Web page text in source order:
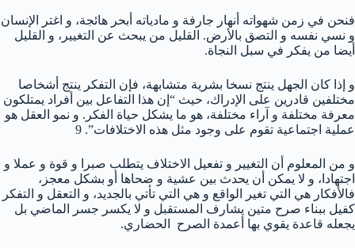
فنحن في زمن شهواته أنهار جارفة و مادياته أبحر هائجة، و اغتر الإنسان
و نسي نفسه و التصق بالأرض. القليل من يبحث عن التغيير، و القليل
أيضا من يفكر في سبل النجاة.
و إذا كان الجهل ينتج نسخا بشرية متشابهة، فإن التفكر ينتج أشخاصا
مختلفين قادرين على الإدراك، حيث “إن هذا التفاعل بين أفراد يمتلكون
معرفة مختلفة و آراء مختلفة، هو ما يشكل حياة الفكر. و نمو العقل هو
عملية اجتماعية تقوم على وجود مثل هذه الاختلافات”. 9
و من المعلوم أن التغيير و تفعيل الاختلاف يتطلب صبرا و قوة و عملا و
اجتهادا، و لا يمكن أن يحدث بين عشية و ضحاها أو بشكل معجز،
فالأفكار هي التي تغير الواقع و هي التي تأتي بالجديد، و التعقل و التفكر
كفيل ببناء صرح متين يشارف المستقبل و لا يكسر جسر الماضي بل
يجعله قاعدة يقوي بها أعمدة الصرح الحضاري.